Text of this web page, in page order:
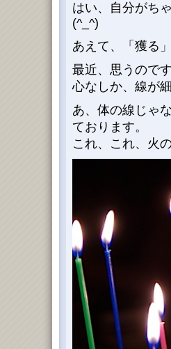
はい、自分がち
(^_^)
あえて、「獲る
最近、思うのです
心なしか、線が
あ、体の線じゃ
ております。
これ、これ、火